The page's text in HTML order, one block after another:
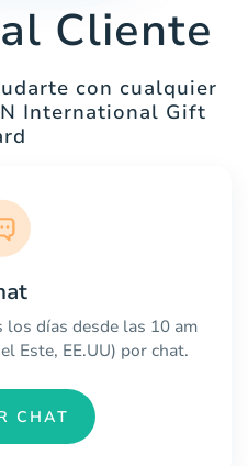
Cliente
con cualquier
International Gift
días desde las 10 am
Este, EE.UU) por chat.
CHAT